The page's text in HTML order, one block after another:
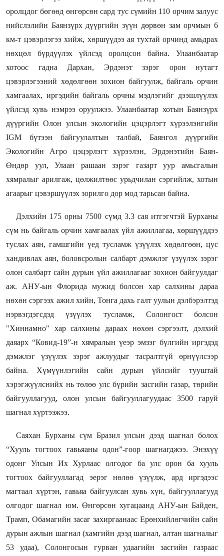
оролцдог бөгөөд өнгөрсөн сард тус сүмийн 110 орчим залуус
нийслэлийн Баянзүрх дүүргийн зүүн дөрвөн зам орчмын 6
км-т цэвэрлэгээ хийж, хөршүүдээ ая тухтай орчинд амьдрах
нөхцөл бүрдүүлэх үйлсэд оролцсон байна. Улаанбаатар
хотоос гадна Дархан, Эрдэнэт зэрэг орон нутагт
цэвэрлэгээний хөдөлгөөн зохион байгуулж, байгаль орчин
хамгаалах, иргэдийн байгаль орчны мэдлэгийг дээшлүүлэх
үйлсэд хувь нэмрээ оруулжээ. Улаанбаатар хотын Баянзүрх
дүүргийн Олон улсын экологийн цэцэрлэгт хүрээлэнгийн
IGM бүтээн байгуулалтын талбай, Баянгол дүүргийн
Экологийн Агро цэцэрлэгт хүрээлэн, Эрдэнэтийн Баян-
Өндөр уул, Улаан рашаан зэрэг газарт уур амьсгалын
хямралыг арилгаж, цөлжилтөөс урьдчилан сэргийлж, хотын
агаарыг цэвэршүүлэх зорилго дор мод тарьсан байна.
Дэлхийн 175 орны 7500 сүмд 3.3 сая итгэгчтэй Бурханы
сүм нь байгаль орчин хамгаалах үйл ажиллагаа, хөршүүддээ
туслах аян, гамшгийн үед тусламж үзүүлэх хөдөлгөөн, цус
хандивлах аян, боловсролын салбарт дэмжлэг үзүүлэх зэрэг
олон салбарт сайн дурын үйл ажиллагааг зохион байгуулдаг
аж. АНУ-ын Флорида мужид болсон хар салхины дараа
нөхөн сэргээх ажил хийн, Тонга дахь галт уулын дэлбэрэлтэд
нэрвэгдэгсдэд үзүүлэх тусламж, Солонгост болсон
"Хиннамно" хар салхины дараах нөхөн сэргээлт, дэлхий
даяарх “Ковид-19”-н хямралын үеэр эмзэг бүлгийн иргэдэд
дэмжлэг үзүүлэх зэрэг ажлуудыг тасралтгүй өрнүүлсээр
байна. Хүмүүнлэгийн сайн дурын үйлсийг тууштай
хэрэгжүүлснийх нь төлөө улс бүрийн засгийн газар, төрийн
байгууллагууд, олон улсын байгууллагуудаас 3500 гаруй
шагнал хүртээжээ.
Саяхан Бурханы сүм Бразил улсын дээд шагнал болох
“Хууль тогтоох гавьяаны одон”-гоор шагнагджээ. Энэхүү
одонг Улсын Их Хурлаас олгодог ба улс орон ба хууль
тогтоох байгууллагад эерэг нөлөө үзүүлж, ард иргэдээс
магтаал хүртэн, гавьяа байгуулсан хувь хүн, байгууллагууд
олгодог шагнал юм. Өнгөрсөн хугацаанд АНУ-ын Байден,
Трамп, Обамагийн засаг захиргаанаас Ерөнхийлөгчийн сайн
дурын ажлын шагнал (хамгийн дээд шагнал, алтан шагналыг
53 удаа), Солонгосын гурван удаагийн засгийн газраас